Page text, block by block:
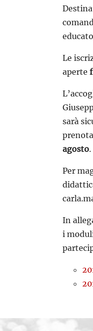
Le
aperte
sarà
agosto.
Per
In
i